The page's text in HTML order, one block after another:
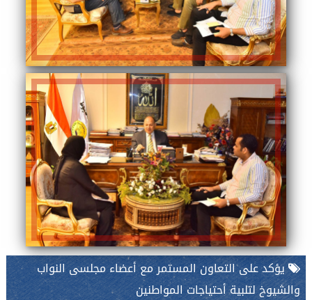
يؤكد على التعاون المستمر مع أعضاء مجلسى النواب
والشيوخ لتلبية أحتياجات المواطنين